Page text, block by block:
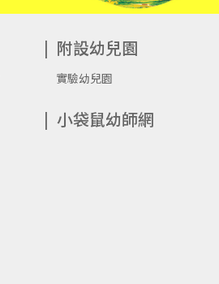
附設幼兒園
實驗幼兒園
小袋鼠幼師網